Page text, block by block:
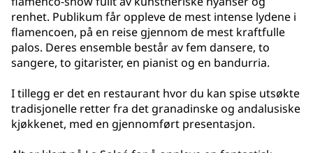
renhet. Publikum får oppleve de mest intense lydene i
flamencoen, på en reise gjennom de mest kraftfulle
palos. Deres ensemble består av fem dansere, to
sangere, to gitarister, en pianist og en bandurria.
I tillegg er det en restaurant hvor du kan spise utsøkte
tradisjonelle retter fra det granadinske og andalusiske
kjøkkenet, med en gjennomført presentasjon.